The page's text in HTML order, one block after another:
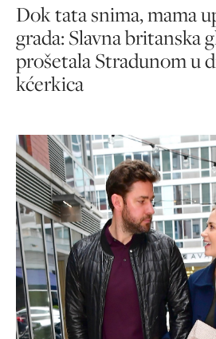
Dok tata snima, mama
grada: Slavna britanska
prošetala Stradunom u
kćerkica